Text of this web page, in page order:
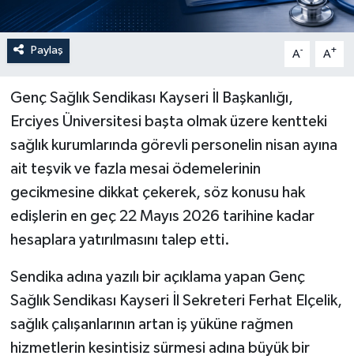
Paylaş A- A+
Genç Sağlık Sendikası Kayseri İl Başkanlığı,
Erciyes Üniversitesi başta olmak üzere kentteki
sağlık kurumlarında görevli personelin nisan ayına
ait teşvik ve fazla mesai ödemelerinin
gecikmesine dikkat çekerek, söz konusu hak
edişlerin en geç 22 Mayıs 2026 tarihine kadar
hesaplara yatırılmasını talep etti.
Sendika adına yazılı bir açıklama yapan Genç
Sağlık Sendikası Kayseri İl Sekreteri Ferhat Elçelik,
sağlık çalışanlarının artan iş yüküne rağmen
hizmetlerin kesintisiz sürmesi adına büyük bir